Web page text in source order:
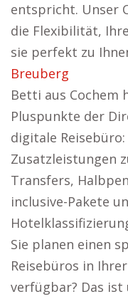
entspricht. Unser
die Flexibilität,
sie perfekt zu
Breuberg
Betti aus Cochem
Pluspunkte der
digitale
Zusatzleistungen
Transfers,
inclusive-Pakete
Sie planen einen
Reisebüros in
verfügbar? Das